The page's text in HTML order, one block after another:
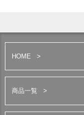
HOME
商品一覧